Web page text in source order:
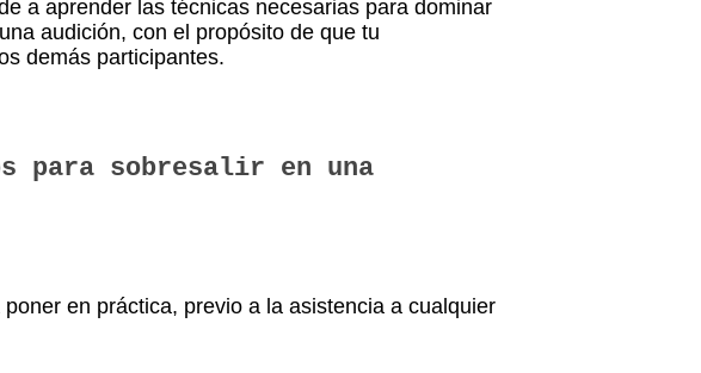
a aprender las técnicas necesarias para dominar
audición, con el propósito de que tu
demás participantes.
para sobresalir en una
en práctica, previo a la asistencia a cualquier